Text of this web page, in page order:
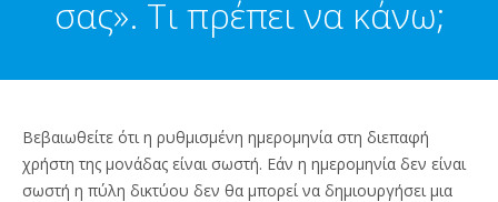
σας». Τι πρέπει να κάνω;
Βεβαιωθείτε ότι η ρυθμισμένη ημερομηνία στη διεπαφή
χρήστη της μονάδας είναι σωστή. Εάν η ημερομηνία δεν είναι
σωστή η πύλη δικτύου δεν θα μπορεί να δημιουργήσει μια